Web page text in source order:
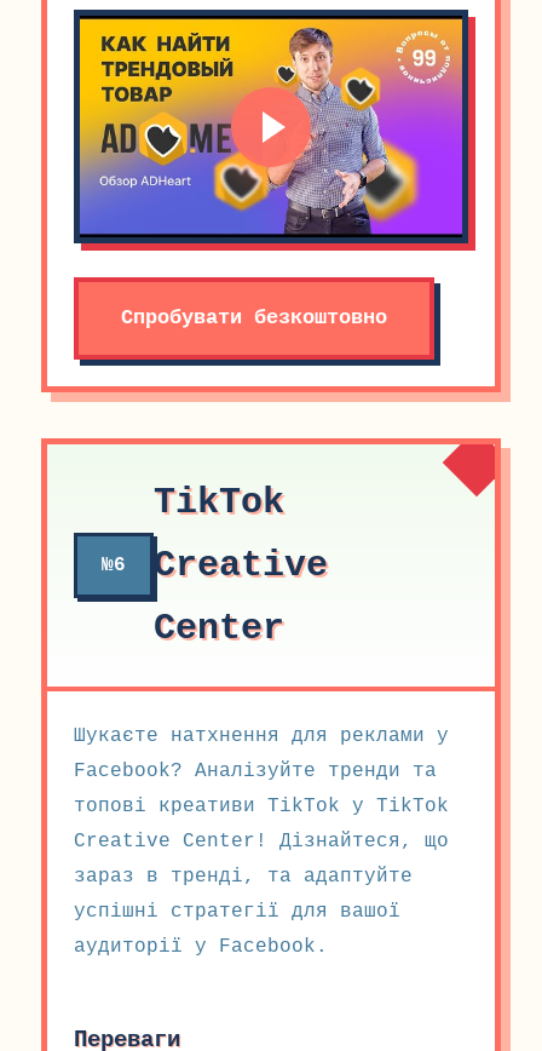
Спробувати безкоштовно
№6
TikTok
Creative
Center
Шукаєте натхнення для реклами у
Facebook? Аналізуйте тренди та
топові креативи TikTok у TikTok
Creative Center! Дізнайтеся, що
зараз в тренді, та адаптуйте
успішні стратегії для вашої
аудиторії у Facebook.
Переваги